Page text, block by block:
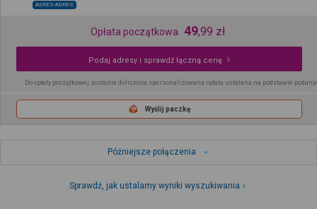
ADRES-ADRES
Opłata początkowa 49,99 zł
Podaj adresy i sprawdź łączną cenę
Do opłaty początkowej zostanie doliczona spersonalizowana opłata ustalana na podstawie
Wyślij paczkę
Późniejsze połączenia
Sprawdź, jak ustalamy wyniki wyszukiwania